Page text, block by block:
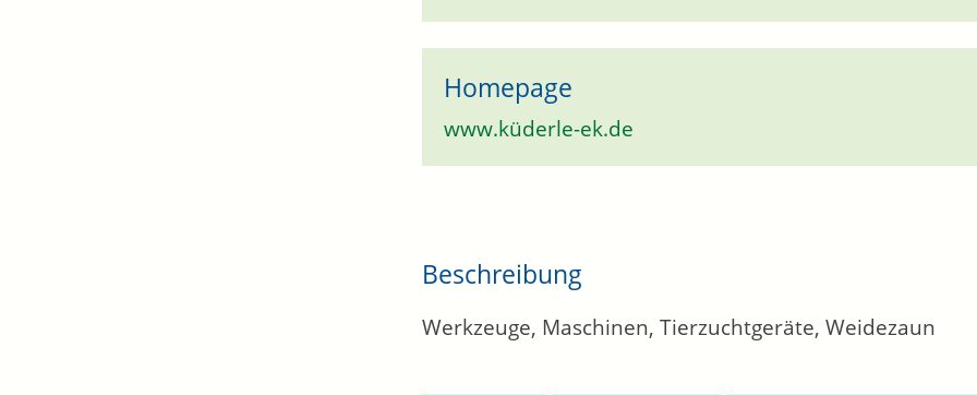
Homepage
www.küderle-ek.de
Beschreibung
Werkzeuge, Maschinen, Tierzuchtgeräte, Weidezaun